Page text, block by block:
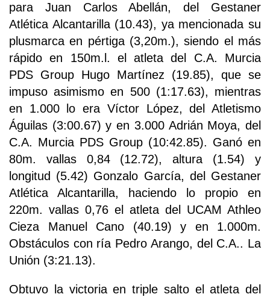
para Juan Carlos Abellán, del Gestaner
Atlética Alcantarilla (10.43), ya mencionada su
plusmarca en pértiga (3,20m.), siendo el más
rápido en 150m.l. el atleta del C.A. Murcia
PDS Group Hugo Martínez (19.85), que se
impuso asimismo en 500 (1:17.63), mientras
en 1.000 lo era Víctor López, del Atletismo
Águilas (3:00.67) y en 3.000 Adrián Moya, del
C.A. Murcia PDS Group (10:42.85). Ganó en
80m. vallas 0,84 (12.72), altura (1.54) y
longitud (5.42) Gonzalo García, del Gestaner
Atlética Alcantarilla, haciendo lo propio en
220m. vallas 0,76 el atleta del UCAM Athleo
Cieza Manuel Cano (40.19) y en 1.000m.
Obstáculos con ría Pedro Arango, del C.A.. La
Unión (3:21.13).
Obtuvo la victoria en triple salto el atleta del